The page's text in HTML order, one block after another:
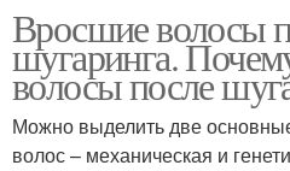
Вросшие волосы
шугаринга.
волосы после
Можно выделить две
волос – механическая и